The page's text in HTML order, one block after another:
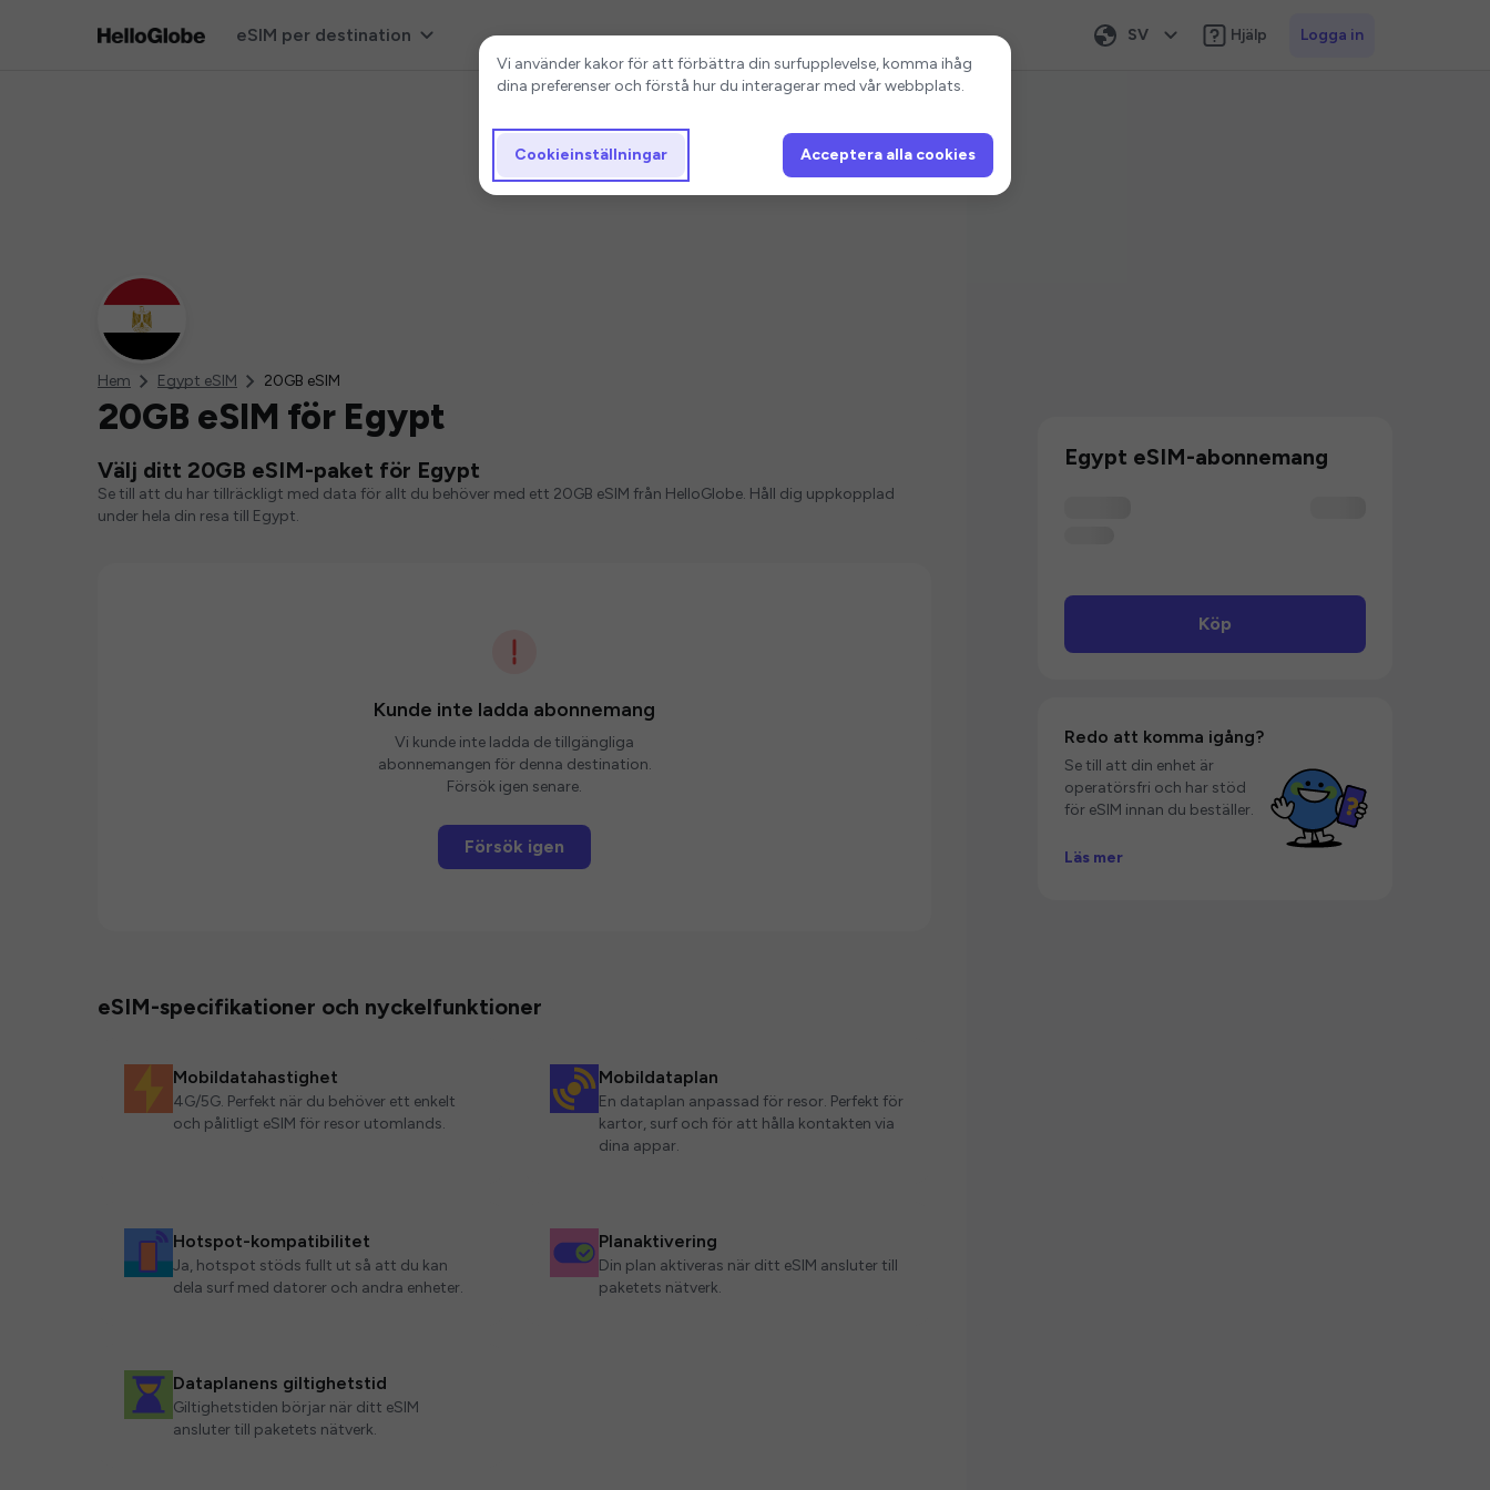
eSIM per destination SV Hjälp Logga in
Hem Egypt eSIM 20GB eSIM
20GB eSIM för Egypt
Välj ditt 20GB eSIM-paket för Egypt
Se till att du har tillräckligt med data för allt du behöver med ett 20GB eSIM från HelloGlobe. Håll dig uppkopplad
under hela din resa till Egypt.
Kunde inte ladda abonnemang
Vi kunde inte ladda de tillgängliga
abonnemangen för denna destination.
Försök igen senare.
Försök igen
eSIM-specifikationer och nyckelfunktioner
Mobildatahastighet
4G/5G. Perfekt när du behöver ett enkelt
och pålitligt eSIM för resor utomlands.
Mobildataplan
En dataplan anpassad för resor. Perfekt för
kartor, surf och för att hålla kontakten via
dina appar.
Hotspot-kompatibilitet
Ja, hotspot stöds fullt ut så att du kan
dela surf med datorer och andra enheter.
Planaktivering
Din plan aktiveras när ditt eSIM ansluter till
paketets nätverk.
Dataplanens giltighetstid
Giltighetstiden börjar när ditt eSIM
ansluter till paketets nätverk.
Egypt eSIM-abonnemang
Köp
Redo att komma igång?
Se till att din enhet är
operatörsfri och har stöd
för eSIM innan du beställer.
Läs mer
Cookieinställningar
Vi använder kakor för att förbättra din surfupplevelse, komma ihåg
dina preferenser och förstå hur du interagerar med vår webbplats.
Cookieinställningar Acceptera alla cookies